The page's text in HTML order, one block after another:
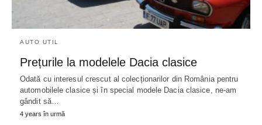
AUTO UTIL
Prețurile la modelele Dacia clasice
Odată cu interesul crescut al colecționarilor din România pentru
automobilele clasice și în special modele Dacia clasice, ne-am
gândit să…
4 years în urmă